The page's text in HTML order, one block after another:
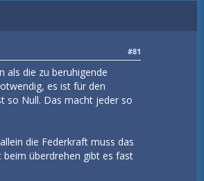
#81
als die zu beruhigende
es ist für den
so Null. Das macht jeder so
die Federkraft muss das
beim überdrehen gibt es fast